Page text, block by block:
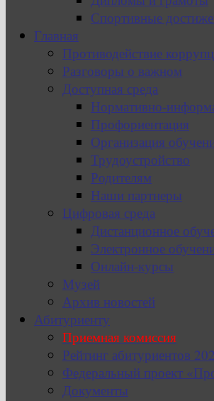
Спортивные
Главная
Противодействие
Разговоры о важном
Доступная среда
Нормативно-
Профориентация
Организация
Трудоустройство
Родителям
Наши партнеры
Цифровая среда
Дистанционное
Электронное
Онлайн-курсы
Музей
Архив новостей
Абитуриенту
Приемная комиссия
Рейтинг абитуриентов
Федеральный проект
Документы